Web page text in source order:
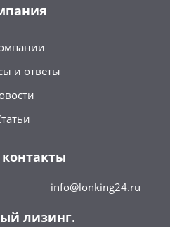
и ответы
info@lonking24.ru
лизинг.